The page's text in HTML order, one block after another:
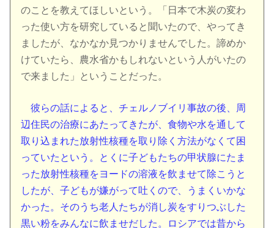
のことを教えてほしいという。「日本で木炭の変わ
った使い方を研究していると聞いたので、やってき
ましたが、なかなか見つかりませんでした。諦めか
けていたら、農水省かもしれないという人がいたの
で来ました」ということだった。
彼らの話によると、チェルノブイリ事故の後、周
辺住民の治療にあたってきたが、食物や水を通して
取り込まれた放射性核種を取り除く方法がなくて困
っていたという。とくに子どもたちの甲状腺にたま
った放射性核種をヨードの溶液を飲ませて除こうと
したが、子どもが嫌がって吐くので、うまくいかな
かった。そのうち老人たちが消し炭をすりつぶした
黒い粉をみんなに飲ませだした。ロシアでは昔から